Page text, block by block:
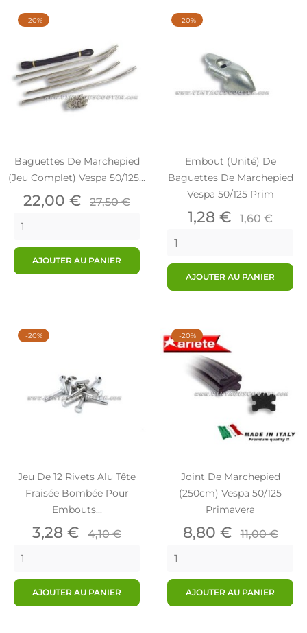
Baguettes De Marchepied
(jeu Complet) Vespa 50/125...
Prix
22,00 € Prix
27,50 €
AJOUTER AU PANIER
-20%
Embout (unité) De
Baguettes De Marchepied
Vespa 50/125 Prim
Prix
1,28 € Prix
1,60 €
AJOUTER AU PANIER
-20%
Jeu De 12 Rivets Alu Tête
Fraisée Bombée Pour
Embouts...
Prix
3,28 € Prix
4,10 €
AJOUTER AU PANIER
-20%
Joint De Marchepied
(250cm) Vespa 50/125
Primavera
Prix
8,80 € Prix
11,00 €
AJOUTER AU PANIER
-20%